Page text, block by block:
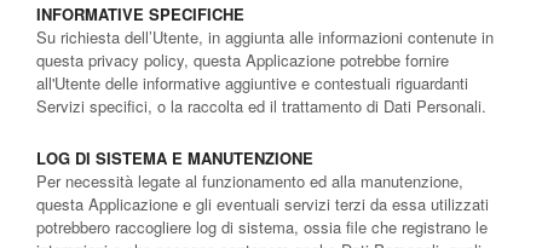
INFORMATIVE SPECIFICHE
Su richiesta dell’Utente, in aggiunta alle informazioni contenute in
questa privacy policy, questa Applicazione potrebbe fornire
all'Utente delle informative aggiuntive e contestuali riguardanti
Servizi specifici, o la raccolta ed il trattamento di Dati Personali.
LOG DI SISTEMA E MANUTENZIONE
Per necessità legate al funzionamento ed alla manutenzione,
questa Applicazione e gli eventuali servizi terzi da essa utilizzati
potrebbero raccogliere log di sistema, ossia file che registrano le